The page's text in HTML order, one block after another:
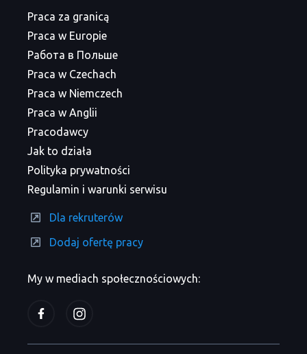
My w mediach społecznościowych:
Praca za granicą
Praca w Europie
Работа в Польше
Praca w Czechach
Praca w Niemczech
Praca w Anglii
Pracodawcy
Jak to działa
Polityka prywatności
Regulamin i warunki serwisu
Dla rekruterów
Dodaj ofertę pracy